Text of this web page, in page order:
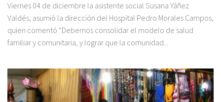
Viernes 04 de diciembre la asistente social Susana Yáñez
Valdés, asumió la dirección del Hospital Pedro Morales Campos,
quien comentó “Debemos consolidar el modelo de salud
familiar y comunitaria, y lograr que la comunidad...